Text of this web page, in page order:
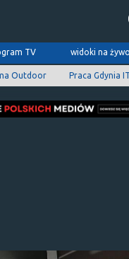
TV widoki na
Outdoor Praca Gdynia